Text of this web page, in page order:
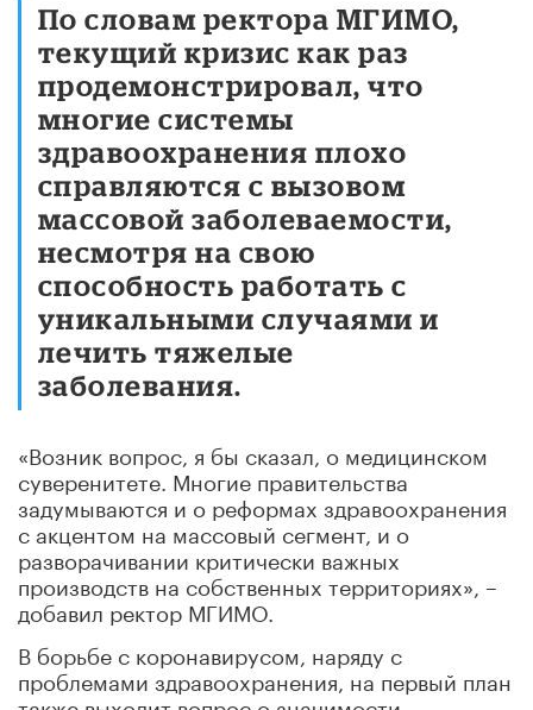
По словам ректора МГИМО,
текущий кризис как раз
продемонстрировал, что
многие системы
здравоохранения плохо
справляются с вызовом
массовой заболеваемости,
несмотря на свою
способность работать с
уникальными случаями и
лечить тяжелые
заболевания.
«Возник вопрос, я бы сказал, о медицинском
суверенитете. Многие правительства
задумываются и о реформах здравоохранения
с акцентом на массовый сегмент, и о
разворачивании критически важных
производств на собственных территориях», –
добавил ректор МГИМО.
В борьбе с коронавирусом, наряду с
проблемами здравоохранения, на первый план